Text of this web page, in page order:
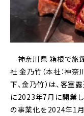
神奈川県 箱根で旅
社 金乃竹（本社：神
下、金乃竹）は、客室
に2023年7月に開業
の事業化を2024年1月